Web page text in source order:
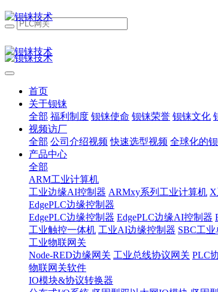
首页
关于钡铼
全部 福利制度 钡铼使命 钡铼荣誉 钡铼文化
视频访厂
全部 公司介绍视频 快速选型视频 全球化的
产品中心
全部
ARM工业计算机
工业边缘AI控制器 ARMxy系列工业计算机
EdgePLC边缘控制器
EdgePLC边缘控制器 EdgePLC边缘AI控制器
工业触控一体机 工业AI边缘控制器 SBC工
工业物联网关
Node-RED边缘网关 工业总线协议网关 PLC
物联网关软件
IO模块&协议转换器